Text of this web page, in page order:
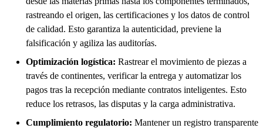
rastreando el origen, las certificaciones y los datos de control
de calidad. Esto garantiza la autenticidad, previene la
falsificación y agiliza las auditorías.
Optimización logística: Rastrear el movimiento de piezas a
través de continentes, verificar la entrega y automatizar los
pagos tras la recepción mediante contratos inteligentes. Esto
reduce los retrasos, las disputas y la carga administrativa.
Cumplimiento regulatorio: Mantener un registro transparente